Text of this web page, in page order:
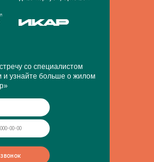
со специалистом
и узнайте больше о жилом